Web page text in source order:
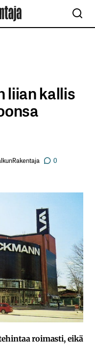
liian kallis
0
roimasti, eikä